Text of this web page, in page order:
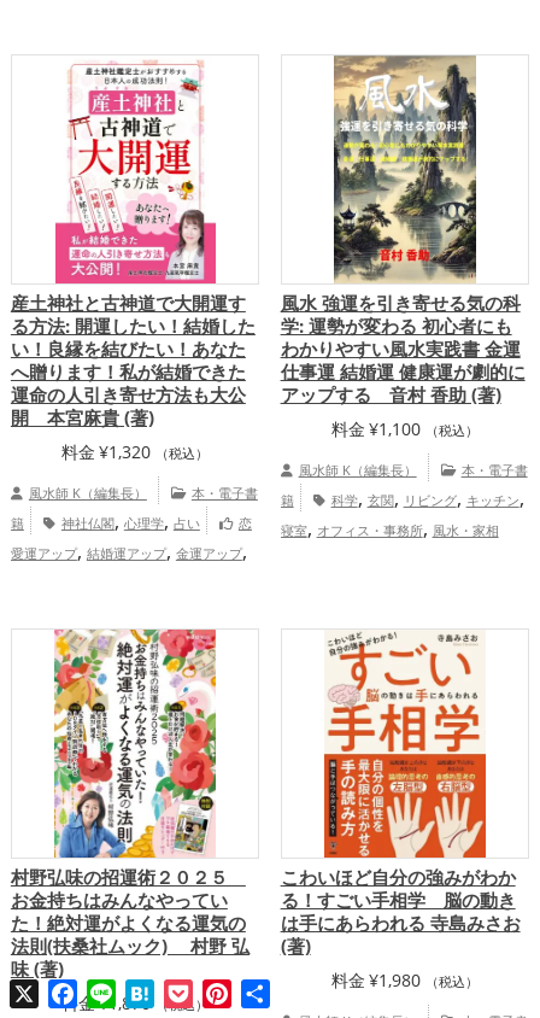
産土神社と古神道で大開運す
る方法: 開運したい！結婚した
い！良縁を結びたい！あなた
へ贈ります！私が結婚できた
運命の人引き寄せ方法も大公
開 本宮麻貴 (著)
料金 ¥1,320 （税込）
風水師 K（編集長）
本・電子書
籍
神社仏閣, 心理学, 占い
恋
愛運アップ, 結婚運アップ, 金運アップ,
風水 強運を引き寄せる気の科
学: 運勢が変わる 初心者にも
わかりやすい風水実践書 金運
仕事運 結婚運 健康運が劇的に
アップする 音村 香助 (著)
料金 ¥1,100 （税込）
風水師 K（編集長）
本・電子書
籍
科学, 玄関, リビング, キッチン,
寝室, オフィス・事務所, 風水・家相
村野弘味の招運術２０２５
お金持ちはみんなやってい
た！絶対運がよくなる運気の
法則(扶桑社ムック) 村野 弘
味 (著)
料金¥1,870 （税込）
こわいほど自分の強みがわか
る！すごい手相学 脳の動き
は手にあらわれる 寺島みさお
(著)
料金 ¥1,980 （税込）
X Facebook
Line HatenaPocketPinterest
有